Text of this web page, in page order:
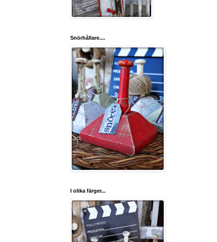
Snörhållare....
I olika färger...